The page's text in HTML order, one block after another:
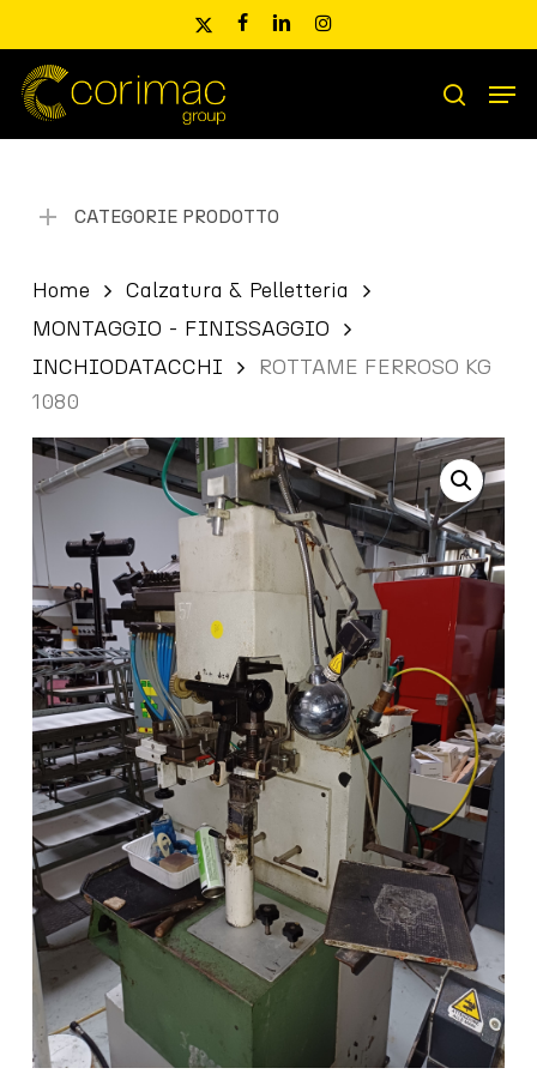
main
content
x-
facebooklinkedininstagram
Ricerca
prodotti
search
CATEGORIE PRODOTTO
Home
Calzatura & Pelletteria
MONTAGGIO - FINISSAGGIO
INCHIODATACCHI
ROTTAME FERROSO KG
1080